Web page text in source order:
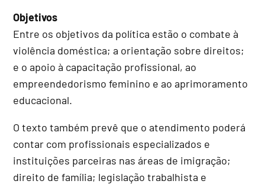
Objetivos
Entre os objetivos da política estão o combate à
violência doméstica; a orientação sobre direitos;
e o apoio à capacitação profissional, ao
empreendedorismo feminino e ao aprimoramento
educacional.
O texto também prevê que o atendimento poderá
contar com profissionais especializados e
instituições parceiras nas áreas de imigração;
direito de família; legislação trabalhista e